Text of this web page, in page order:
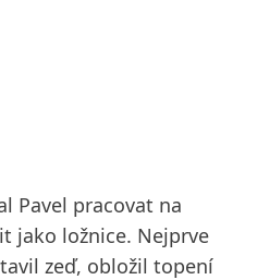
Pavel pracovat na
jako ložnice. Nejprve
zeď, obložil topení